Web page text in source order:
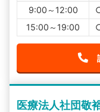
9:00～12:00
15:00～19:00
医療法人社団敬